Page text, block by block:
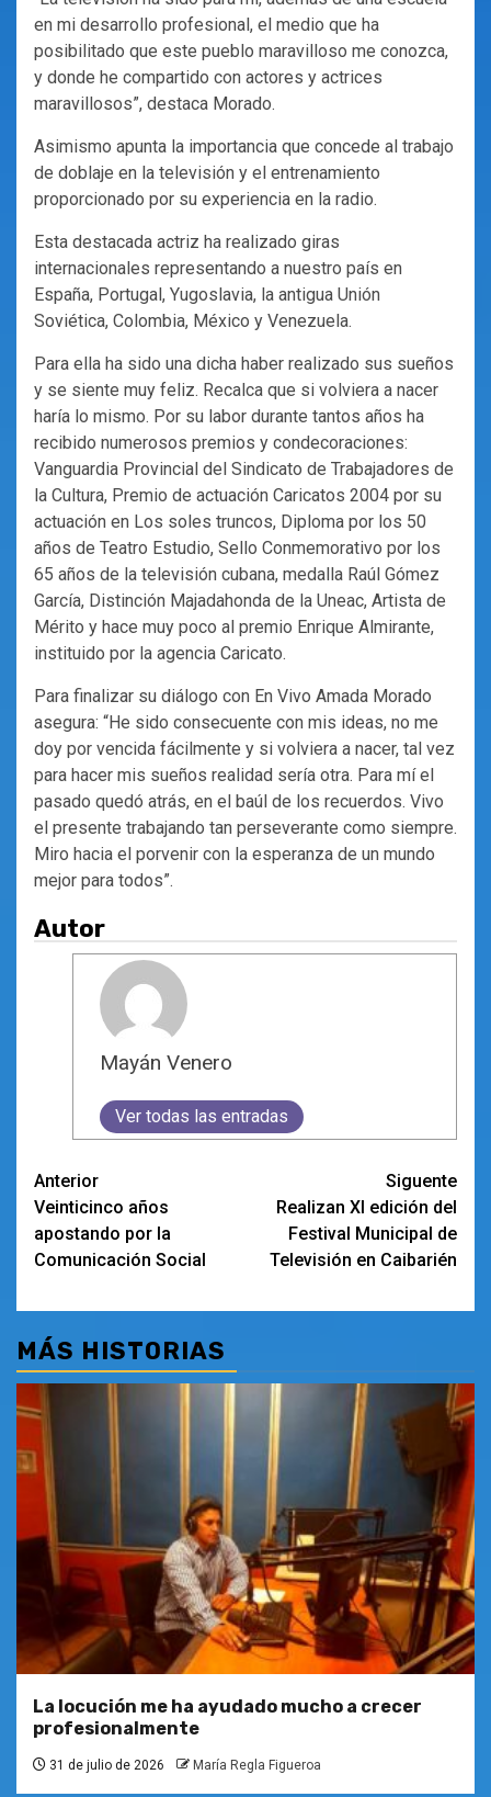
en mi desarrollo profesional, el medio que ha
posibilitado que este pueblo maravilloso me conozca,
y donde he compartido con actores y actrices
maravillosos”, destaca Morado.
Asimismo apunta la importancia que concede al trabajo
de doblaje en la televisión y el entrenamiento
proporcionado por su experiencia en la radio.
Esta destacada actriz ha realizado giras
internacionales representando a nuestro país en
España, Portugal, Yugoslavia, la antigua Unión
Soviética, Colombia, México y Venezuela.
Para ella ha sido una dicha haber realizado sus sueños
y se siente muy feliz. Recalca que si volviera a nacer
haría lo mismo. Por su labor durante tantos años ha
recibido numerosos premios y condecoraciones:
Vanguardia Provincial del Sindicato de Trabajadores de
la Cultura, Premio de actuación Caricatos 2004 por su
actuación en Los soles truncos, Diploma por los 50
años de Teatro Estudio, Sello Conmemorativo por los
65 años de la televisión cubana, medalla Raúl Gómez
García, Distinción Majadahonda de la Uneac, Artista de
Mérito y hace muy poco al premio Enrique Almirante,
instituido por la agencia Caricato.
Para finalizar su diálogo con En Vivo Amada Morado
asegura: “He sido consecuente con mis ideas, no me
doy por vencida fácilmente y si volviera a nacer, tal vez
para hacer mis sueños realidad sería otra. Para mí el
pasado quedó atrás, en el baúl de los recuerdos. Vivo
el presente trabajando tan perseverante como siempre.
Miro hacia el porvenir con la esperanza de un mundo
mejor para todos”.
Autor
Mayán Venero
Ver todas las entradas
Navegación
de
entradas
Anterior
Veinticinco años
apostando por la
Comunicación Social
Siguente
Realizan XI edición del
Festival Municipal de
Televisión en Caibarién
MÁS HISTORIAS
La locución me ha ayudado mucho a crecer
profesionalmente
31 de julio de 2026 María Regla Figueroa